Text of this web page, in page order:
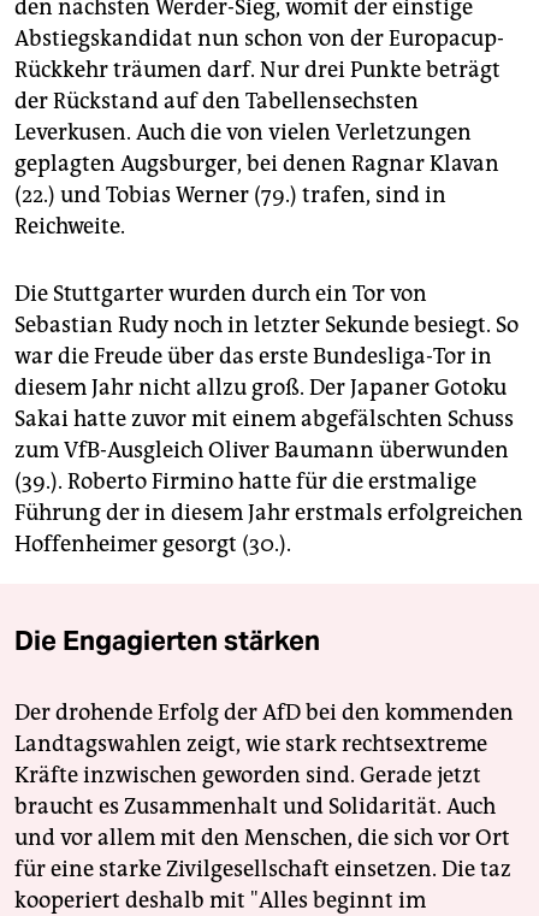
den nächsten Werder-Sieg, womit der einstige
Abstiegskandidat nun schon von der Europacup-
Rückkehr träumen darf. Nur drei Punkte beträgt
der Rückstand auf den Tabellensechsten
Leverkusen. Auch die von vielen Verletzungen
geplagten Augsburger, bei denen Ragnar Klavan
(22.) und Tobias Werner (79.) trafen, sind in
Reichweite.
Die Stuttgarter wurden durch ein Tor von
Sebastian Rudy noch in letzter Sekunde besiegt. So
war die Freude über das erste Bundesliga-Tor in
diesem Jahr nicht allzu groß. Der Japaner Gotoku
Sakai hatte zuvor mit einem abgefälschten Schuss
zum VfB-Ausgleich Oliver Baumann überwunden
(39.). Roberto Firmino hatte für die erstmalige
Führung der in diesem Jahr erstmals erfolgreichen
Hoffenheimer gesorgt (30.).
Die Engagierten stärken
Der drohende Erfolg der AfD bei den kommenden
Landtagswahlen zeigt, wie stark rechtsextreme
Kräfte inzwischen geworden sind. Gerade jetzt
braucht es Zusammenhalt und Solidarität. Auch
und vor allem mit den Menschen, die sich vor Ort
für eine starke Zivilgesellschaft einsetzen. Die taz
kooperiert deshalb mit "Alles beginnt im